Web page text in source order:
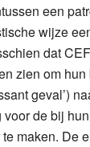
een
wijze
dat
zien om hun
geval’)
de bij
maken. De